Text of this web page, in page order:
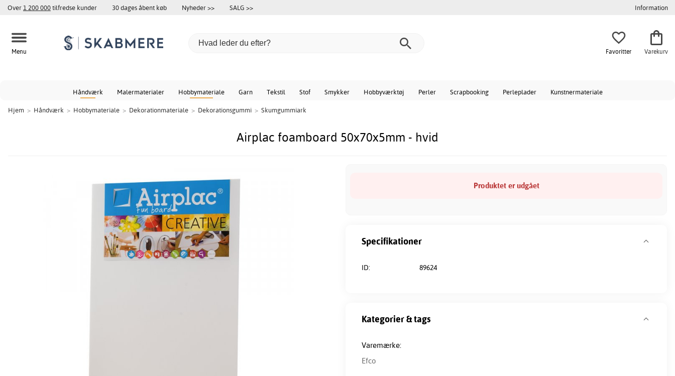
Over1 200 000tilfredse kunder 30 dages åbent køb Nyheder >> SALG >> Information
Menu Favoritter Varekurv
Håndværk Malermaterialer Hobbymateriale Garn Tekstil Stof Smykker Hobbyværktøj Perler Scrapbooking Perleplader Kunstnermateriale
Hjem > Håndværk > Hobbymateriale > Dekorationmateriale > Dekorationsgummi > Skumgummiark
Airplac foamboard 50x70x5mm - hvid
Produktet er udgået
Specifikationer
ID: 89624
Kategorier & tags
Varemærke:
Efco